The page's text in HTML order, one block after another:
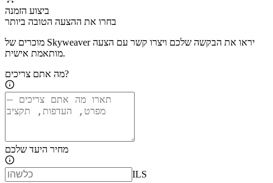
ביצוע הזמנה
בחרו את ההצעה הטובה ביותר
מוכרים של Skyweaver יראו את הבקשה שלכם ויצרו קשר עם הצעה
מותאמת אישית.
מה אתם צריכים?
מחיר היעד שלכם
ILS